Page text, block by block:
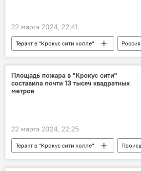
22 марта 2024, 22:41
Теракт в "Крокус сити холле"
Россия
Происшествия
МИД РФ
Площадь пожара в "Крокус сити"
составила почти 13 тысяч квадратных
метров
22 марта 2024, 22:25
Теракт в "Крокус сити холле"
Россия
теракт